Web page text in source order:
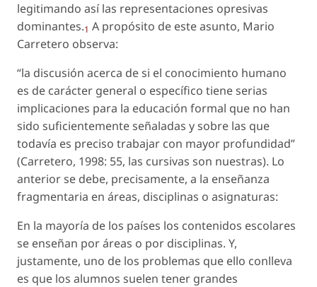
legitimando así las representaciones opresivas
dominantes.1 A propósito de este asunto, Mario
Carretero observa:
“la discusión acerca de si el conocimiento humano
es de carácter general o específico tiene serias
implicaciones para la educación formal que no han
sido suficientemente señaladas y sobre las que
todavía es preciso trabajar con mayor profundidad”
(Carretero, 1998: 55, las cursivas son nuestras). Lo
anterior se debe, precisamente, a la enseñanza
fragmentaria en áreas, disciplinas o asignaturas:
En la mayoría de los países los contenidos escolares
se enseñan por áreas o por disciplinas. Y,
justamente, uno de los problemas que ello conlleva
es que los alumnos suelen tener grandes